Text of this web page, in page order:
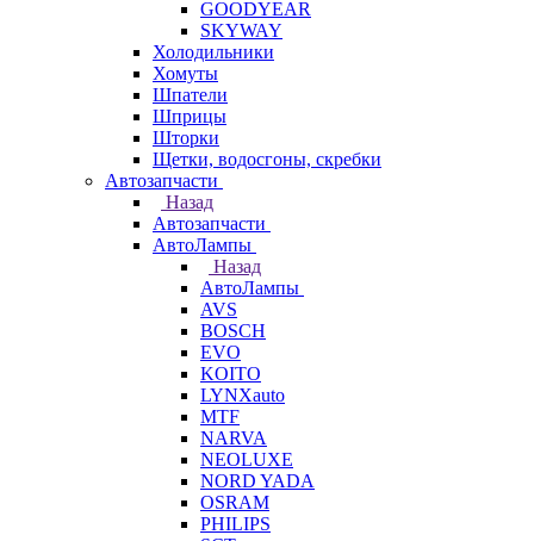
GOODYEAR
SKYWAY
Холодильники
Хомуты
Шпатели
Шприцы
Шторки
Щетки, водосгоны, скребки
Автозапчасти
Назад
Автозапчасти
АвтоЛампы
Назад
АвтоЛампы
AVS
BOSCH
EVO
KOITO
LYNXauto
MTF
NARVA
NEOLUXE
NORD YADA
OSRAM
PHILIPS